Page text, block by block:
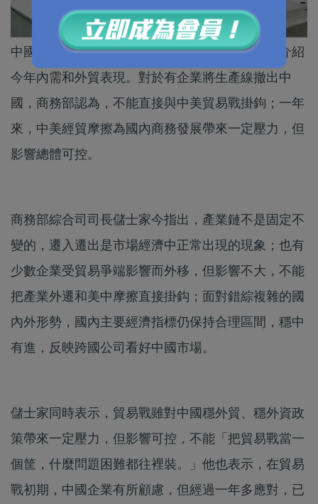
中國商務部在中美元首會晤後首次舉行記者會，介紹
今年內需和外貿表現。對於有企業將生產線撤出中
國，商務部認為，不能直接與中美貿易戰掛鉤；一年
來，中美經貿摩擦為國內商務發展帶來一定壓力，但
影響總體可控。
商務部綜合司司長儲士家今指出，產業鏈不是固定不
變的，遷入遷出是市場經濟中正常出現的現象；也有
少數企業受貿易爭端影響而外移，但影響不大，不能
把產業外遷和美中摩擦直接掛鈎；面對錯綜複雜的國
內外形勢，國內主要經濟指標仍保持合理區間，穩中
有進，反映跨國公司看好中國市場。
儲士家同時表示，貿易戰雖對中國穩外貿、穩外資政
策帶來一定壓力，但影響可控，不能「把貿易戰當一
個筐，什麼問題困難都往裡裝。」他也表示，在貿易
戰初期，中國企業有所顧慮，但經過一年多應對，已